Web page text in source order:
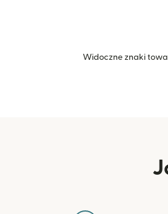
Widoczne znaki